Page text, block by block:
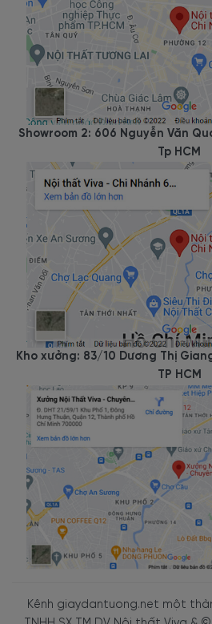
Showroom 2: 606 Nguyễn Văn
Tp HCM
Kho xưởng: 83/10 Dương Thị
TP HCM
Kênh giaydantuong.net một